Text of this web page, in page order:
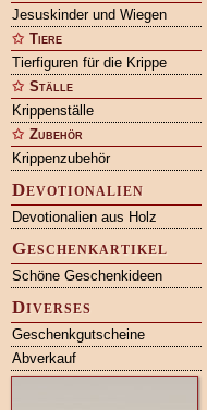
Jesuskinder und Wiegen
Tiere
Tierfiguren für die Krippe
Ställe
Krippenställe
Zubehör
Krippenzubehör
Devotionalien
Devotionalien aus Holz
Geschenkartikel
Schöne Geschenkideen
Diverses
Geschenkgutscheine
Abverkauf